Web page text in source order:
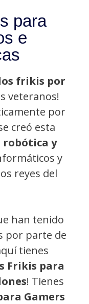
para
e
frikis por
veteranos!
por
creó esta
robótica y
y
reyes del
han tenido
por parte de
tienes
Frikis para
! Tienes
Gamers